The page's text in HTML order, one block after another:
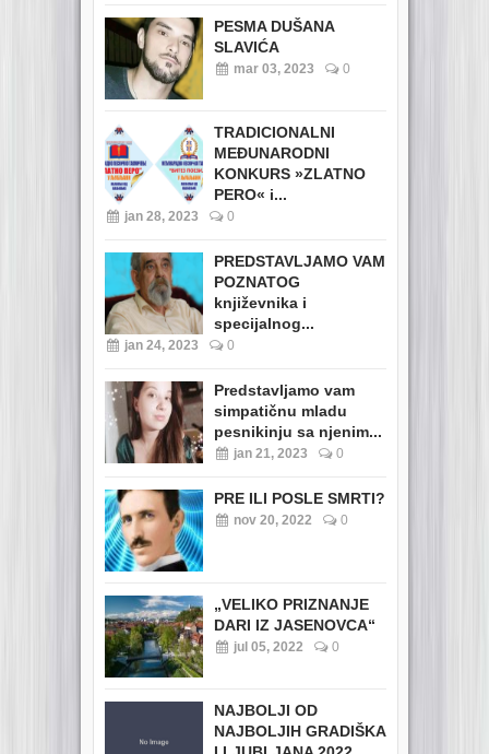
PESMA DUŠANA
SLAVIĆA
mar 03, 2023 0
TRADICIONALNI
MEĐUNARODNI
KONKURS »ZLATNO
PERO« i...
jan 28, 2023 0
PREDSTAVLJAMO VAM
POZNATOG
književnika i
specijalnog...
jan 24, 2023 0
Predstavljamo vam
simpatičnu mladu
pesnikinju sa njenim...
jan 21, 2023 0
PRE ILI POSLE SMRTI?
nov 20, 2022 0
„VELIKO PRIZNANJE
DARI IZ JASENOVCA“
jul 05, 2022 0
NAJBOLJI OD
NAJBOLJIH GRADIŠKA